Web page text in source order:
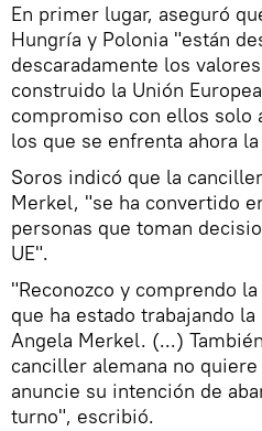
En primer lugar, aseguró
Hungría y Polonia "están
descaradamente los
construido la Unión
compromiso con ellos solo
los que se enfrenta ahora la
Soros indicó que la
Merkel, "se ha convertido
personas que toman
UE".
"Reconozco y comprendo
que ha estado trabajando
Angela Merkel. (...)
canciller alemana no
anuncie su intención de
turno", escribió.